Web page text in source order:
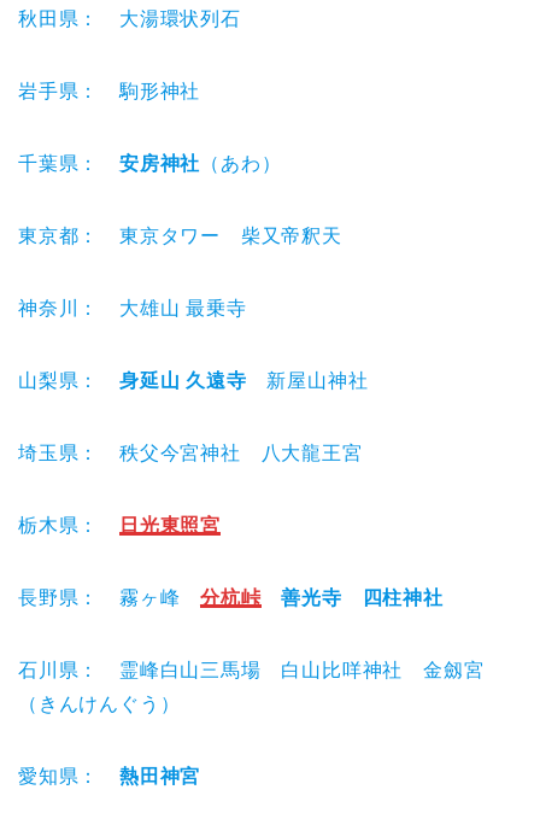
秋田県： 大湯環状列石
岩手県： 駒形神社
千葉県： 安房神社 （あわ）
東京都： 東京タワー 柴又帝釈天
神奈川： 大雄山 最乗寺
山梨県： 身延山 久遠寺 新屋山神社
埼玉県： 秩父今宮神社 八大龍王宮
栃木県： 日光東照宮
長野県： 霧ヶ峰分杭峠 善光寺 四柱神社
石川県： 霊峰白山三馬場 白山比咩神社 金劔宮
（きんけんぐう）
愛知県： 熱田神宮